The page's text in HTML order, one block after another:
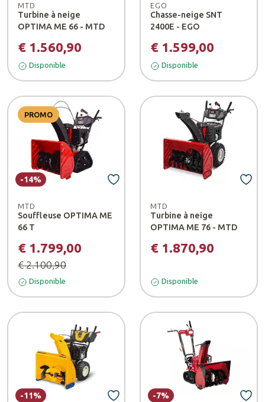
MTD
Turbine à neige
OPTIMA ME 66 - MTD
€ 1.560,90
Disponible
EGO
Chasse-neige SNT
2400E - EGO
€ 1.599,00
Disponible
PROMO
MTD
Souffleuse OPTIMA ME
66 T
€ 1.799,00
€ 2.100,90
-14%
Disponible
MTD
Turbine à neige
OPTIMA ME 76 - MTD
€ 1.870,90
Disponible
-11% -7%